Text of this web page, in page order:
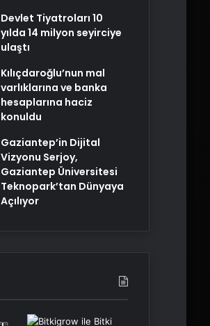
Devlet Tiyatroları 10
yılda 14 milyon seyirciye
ulaştı
Kılıçdaroğlu’nun mal
varlıklarına ve banka
hesaplarına haciz
konuldu
Gaziantep’in Dijital
Vizyonu Serjoy,
Gaziantep Üniversitesi
Teknopark’tan Dünyaya
Açılıyor